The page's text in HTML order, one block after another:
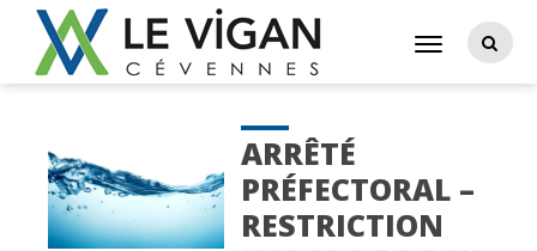
ARRÊTÉ
PRÉFECTORAL –
RESTRICTION